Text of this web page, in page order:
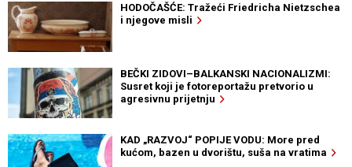
HODOČAŠĆE: Tražeći Friedricha Nietzschea
i njegove misli
BEČKI ZIDOVI–BALKANSKI NACIONALIZMI:
Susret koji je fotoreportažu pretvorio u
agresivnu prijetnju
KAD „RAZVOJ“ POPIJE VODU: More pred
kućom, bazen u dvorištu, suša na vratima